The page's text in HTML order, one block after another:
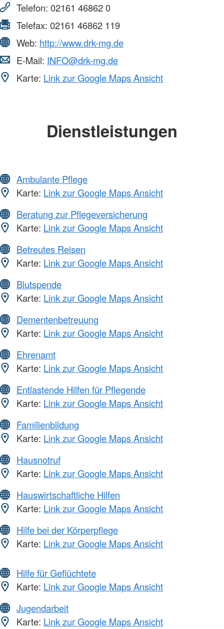
Telefon: 02161 46862 0
Telefax: 02161 46862 119
Web: http://www.drk-mg.de
E-Mail: INFO@drk-mg.de
Karte: Link zur Google Maps Ansicht
Dienstleistungen
Ambulante Pflege
Karte: Link zur Google Maps Ansicht
Beratung zur Pflegeversicherung
Karte: Link zur Google Maps Ansicht
Betreutes Reisen
Karte: Link zur Google Maps Ansicht
Blutspende
Karte: Link zur Google Maps Ansicht
Dementenbetreuung
Karte: Link zur Google Maps Ansicht
Ehrenamt
Karte: Link zur Google Maps Ansicht
Entlastende Hilfen für Pflegende
Karte: Link zur Google Maps Ansicht
Familienbildung
Karte: Link zur Google Maps Ansicht
Hausnotruf
Karte: Link zur Google Maps Ansicht
Hauswirtschaftliche Hilfen
Karte: Link zur Google Maps Ansicht
Hilfe bei der Körperpflege
Karte: Link zur Google Maps Ansicht
Hilfe für Geflüchtete
Karte: Link zur Google Maps Ansicht
Jugendarbeit
Karte: Link zur Google Maps Ansicht